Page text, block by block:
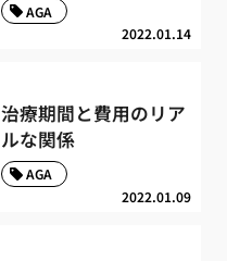
2022.01.14
AGA
治療期間と費用のリア
ルな関係
2022.01.09
AGA